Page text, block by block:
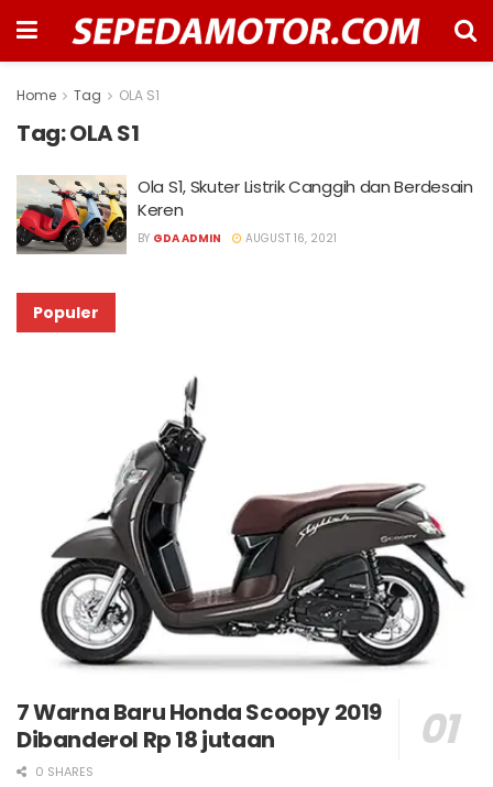
Home Tag OLA S1
Tag:OLA S1
Ola S1, Skuter Listrik Canggih dan Berdesain
Keren
BY GDA ADMIN AUGUST 16, 2021
Populer
7 Warna Baru Honda Scoopy 2019
Dibanderol Rp 18 jutaan
0 SHARES